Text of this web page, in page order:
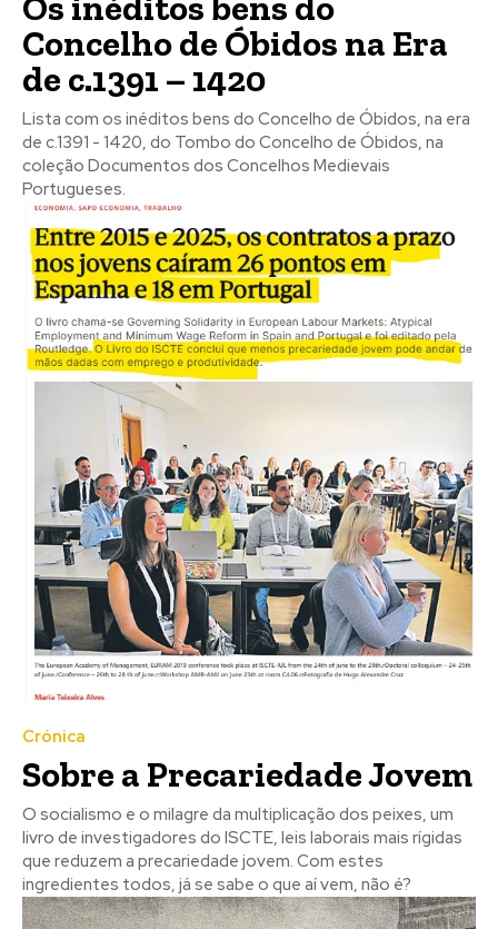
Concelho de Óbidos na Era
de c.1391 – 1420
Lista com os inéditos bens do Concelho de Óbidos, na era
de c.1391 - 1420, do Tombo do Concelho de Óbidos, na
coleção Documentos dos Concelhos Medievais
Portugueses.
Crónica
Sobre a Precariedade Jovem
O socialismo e o milagre da multiplicação dos peixes, um
livro de investigadores do ISCTE, leis laborais mais rígidas
que reduzem a precariedade jovem. Com estes
ingredientes todos, já se sabe o que aí vem, não é?